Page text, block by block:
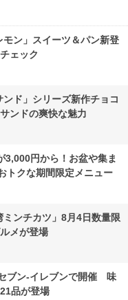
ン」スイーツ＆パン新登
ェック
ド」シリーズ新作チョコ
ンドの爽快な魅力
3,000円から！お盆や集ま
トクな期間限定メニュー
ンチカツ」8月4日数量限
メが登場
ブン-イレブンで開催 味
品が登場